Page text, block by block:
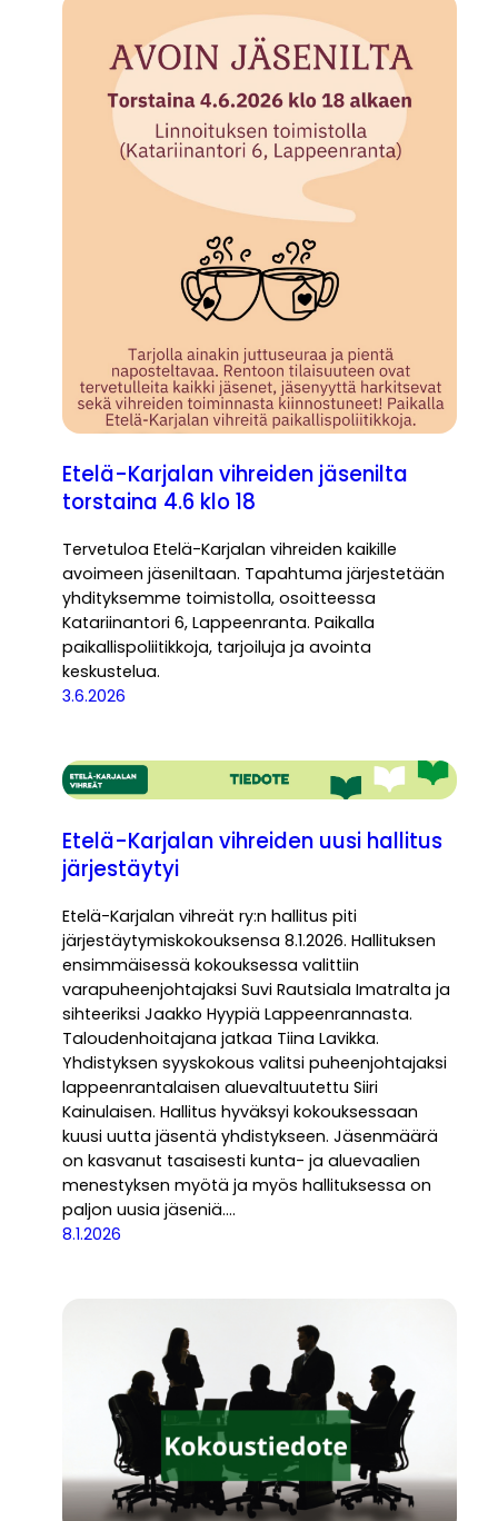
Etelä-Karjalan vihreiden jäsenilta
torstaina 4.6 klo 18
Tervetuloa Etelä-Karjalan vihreiden kaikille
avoimeen jäseniltaan. Tapahtuma järjestetään
yhdityksemme toimistolla, osoitteessa
Katariinantori 6, Lappeenranta. Paikalla
paikallispoliitikkoja, tarjoiluja ja avointa
keskustelua.
3.6.2026
Etelä-Karjalan vihreiden uusi hallitus
järjestäytyi
Etelä-Karjalan vihreät ry:n hallitus piti
järjestäytymiskokouksensa 8.1.2026. Hallituksen
ensimmäisessä kokouksessa valittiin
varapuheenjohtajaksi Suvi Rautsiala Imatralta ja
sihteeriksi Jaakko Hyypiä Lappeenrannasta.
Taloudenhoitajana jatkaa Tiina Lavikka.
Yhdistyksen syyskokous valitsi puheenjohtajaksi
lappeenrantalaisen aluevaltuutettu Siiri
Kainulaisen. Hallitus hyväksyi kokouksessaan
kuusi uutta jäsentä yhdistykseen. Jäsenmäärä
on kasvanut tasaisesti kunta- ja aluevaalien
menestyksen myötä ja myös hallituksessa on
paljon uusia jäseniä.…
8.1.2026